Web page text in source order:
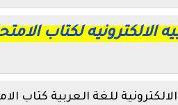
الالكترونيه لكتاب
للغة العربية كتاب